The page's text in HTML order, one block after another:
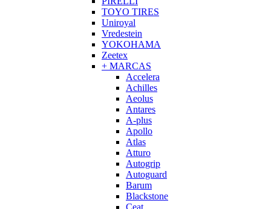
TOYO TIRES
Uniroyal
Vredestein
YOKOHAMA
Zeetex
+ MARCAS
Accelera
Achilles
Aeolus
Antares
A-plus
Apollo
Atlas
Atturo
Autogrip
Autoguard
Barum
Blackstone